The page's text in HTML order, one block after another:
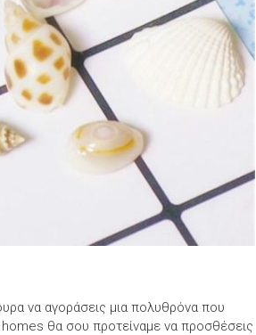
να αγοράσεις μια πολυθρόνα που
homes θα σου προτείναμε να προσθέσεις